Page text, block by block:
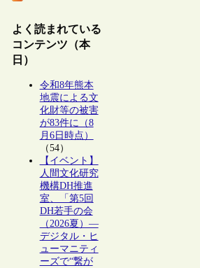
よく読まれている
コンテンツ（本
日）
令和8年熊本
地震による文
化財等の被害
が83件に（8
月6日時点）
（54）
【イベント】
人間文化研究
機構DH推進
室、「第5回
DH若手の会
（2026夏）―
デジタル・ヒ
ューマニティ
ーズで“繋が